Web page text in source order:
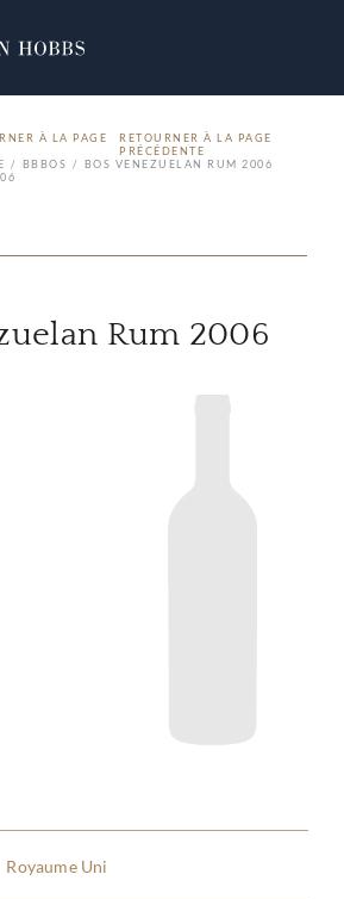
RETOURNER À LA PAGE
PRÉCÉDENTE
BBBOS
BOS VENEZUELAN RUM 2006
Rum 2006
Royaume Uni